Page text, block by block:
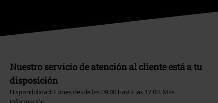
Nuestro servicio de atención al cliente está a tu
disposición
Disponibilidad: Lunes desde las 09:00 hasta las 17:00. Más